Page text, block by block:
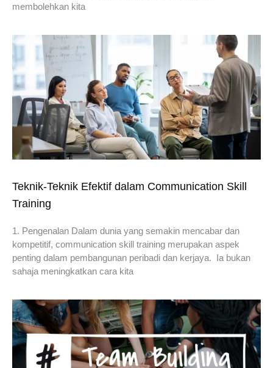
membolehkan kita
Teknik-Teknik Efektif dalam Communication Skill
Training
1. Pengenalan Dalam dunia yang semakin mencabar dan
kompetitif, communication skill training merupakan aspek
penting dalam pembangunan peribadi dan kerjaya. Ia bukan
sahaja meningkatkan cara kita